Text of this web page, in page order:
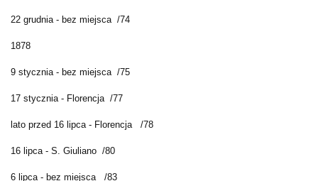
22 grudnia - bez miejsca /74
1878
9 stycznia - bez miejsca /75
17 stycznia - Florencja /77
lato przed 16 lipca - Florencja /78
16 lipca - S. Giuliano /80
6 lipca - bez miejsca /83